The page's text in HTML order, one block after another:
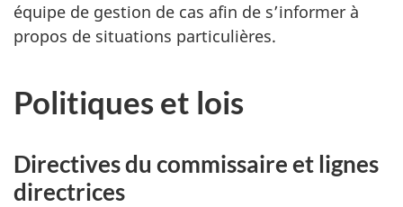
équipe de gestion de cas afin de s’informer à
propos de situations particulières.
Politiques et lois
Directives du commissaire et lignes
directrices